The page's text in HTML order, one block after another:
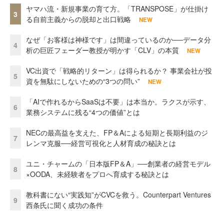
3
ヤマハ流・新規事業の育て方。「TRANSPOSE」が仕掛け
る自前主義からの脱却と出口戦略
NEW
4
なぜ「お客様は神様です」は間違っているのか──データ分
析の巨匠フェーダー教授が明かす「CLV」の本質
NEW
5
VC出資で「戦略的リターン」は得られるか？ 事業会社が投
資を無駄にしないための“3つの問い”
NEW
6
「AIで作れるからSaaSは不要」は本当か。ラクスが示す、
業務システムに残る“4つの価値”とは
7
NECの最高益を支えた、FP＆Aによる短期と長期利益のジ
レンマ克服──経営可視化と人材育成の秘訣とは
8
ユニ・チャームの「日本版FP＆A」──創業者の経営モデル
×OODA、未経験者をプロへ育成する秘訣とは
9
教科書にない“実践知”がCVCを救う。Counterpart Ventures
西条氏に聞く成功の条件